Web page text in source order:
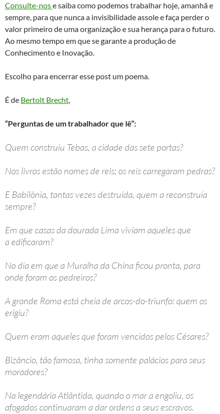
Consulte-nose saiba como podemos trabalhar hoje, amanhã e
sempre, para que nunca a invisibilidade assole e faça perder o
valor primeiro de uma organização e sua herança para o futuro.
Ao mesmo tempo em que se garante a produção de
Conhecimento e Inovação.
Escolho para encerrar esse post um poema.
É de Bertolt Brecht,
“Perguntas de um trabalhador que lê”:
Quem construiu Tebas, a cidade das sete portas?
Nos livros estão nomes de reis; os reis carregaram pedras?
E Babilônia, tantas vezes destruída, quem a reconstruía
sempre?
Em que casas da dourada Lima viviam aqueles que
a edificaram?
No dia em que a Muralha da China ficou pronta, para
onde foram os pedreiros?
A grande Roma está cheia de arcos-do-triunfo: quem os
erigiu?
Quem eram aqueles que foram vencidos pelos Césares?
Bizâncio, tão famosa, tinha somente palácios para seus
moradores?
Na legendária Atlântida, quando o mar a engoliu, os
afogados continuaram a dar ordens a seus escravos.